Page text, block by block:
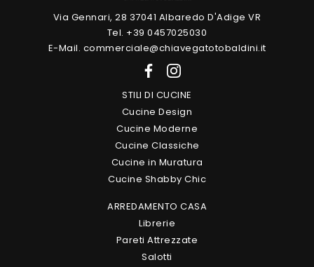
Via Gennari, 28 37041 Albaredo D'Adige VR
Tel. +39 0457025030
E-Mail. commerciale@chiavegatotobaldini.it
STILI DI CUCINE
Cucine Design
Cucine Moderne
Cucine Classiche
Cucine in Muratura
Cucine Shabby Chic
ARREDAMENTO CASA
Librerie
Pareti Attrezzate
Salotti